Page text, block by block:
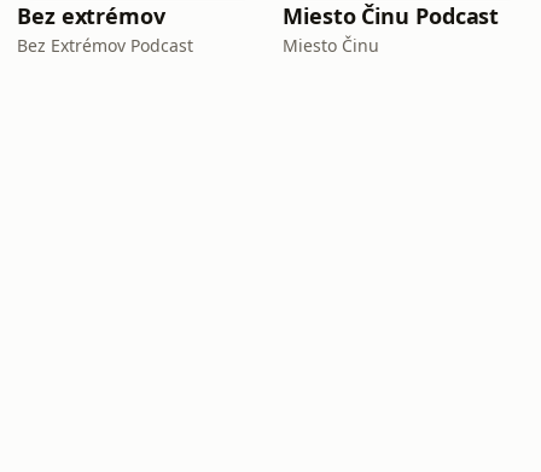
Bez extrémov
Bez Extrémov Podcast
Miesto Činu Podcast
Miesto Činu